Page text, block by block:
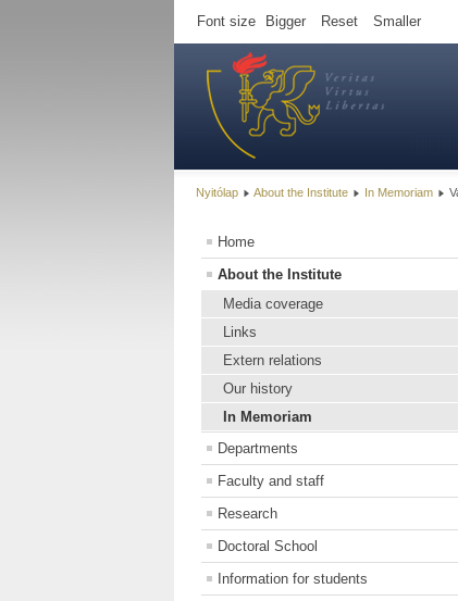
Font size Bigger Reset Smaller
Nyitólap About the Institute In Memoriam
Home
About the Institute
Media coverage
Links
Extern relations
Our history
In Memoriam
Departments
Faculty and staff
Research
Doctoral School
Information for students